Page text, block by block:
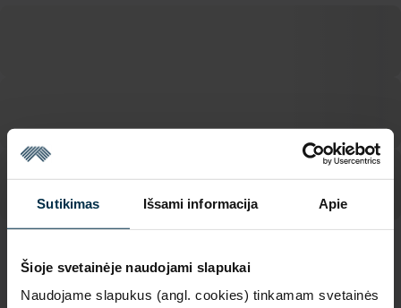
Sutikimas Išsami informacija Apie
Šioje svetainėje naudojami slapukai
Naudojame slapukus (angl. cookies) tinkamam svetainės
SAVYBĖS
Sku Apdaila